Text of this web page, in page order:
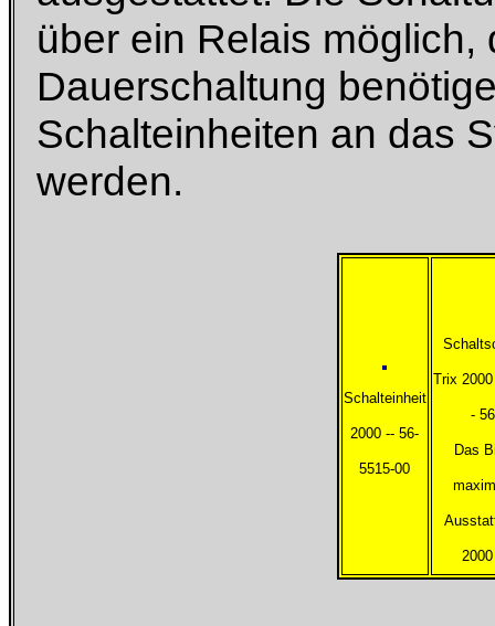
über ein Relais
Dauerschaltung
Schalteinheiten an das
werden.
Schalteinheit
2000 -- 56-
5515-00
Trix
-
Das